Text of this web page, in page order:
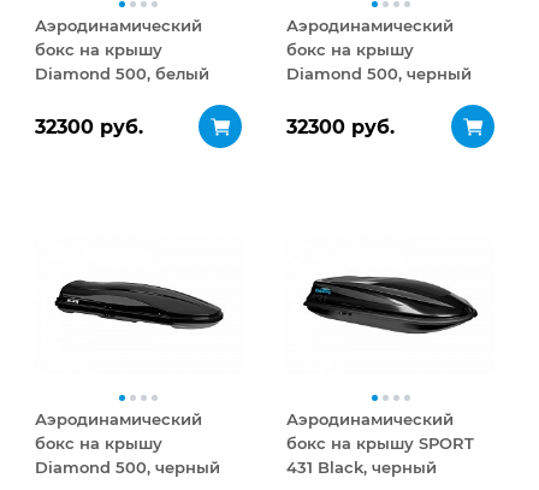
Аэродинамический
бокс на крышу
Diamond 500, белый
32300 руб.
Аэродинамический
бокс на крышу
Diamond 500, черный
32300 руб.
Аэродинамический
бокс на крышу
Diamond 500, черный
Аэродинамический
бокс на крышу SPORT
431 Black, черный